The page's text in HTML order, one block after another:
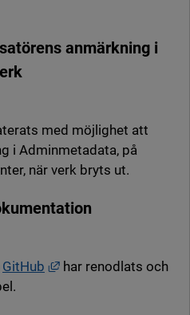
anmärkning i
med möjlighet att
i Adminmetadata, på
när verk bryts ut.
GitHub Länk till annan
har renodlats och